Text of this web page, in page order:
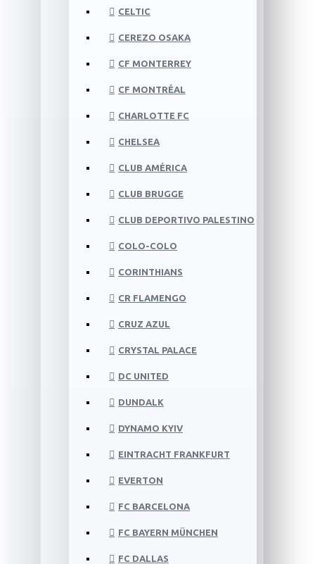
CELTIC
CEREZO OSAKA
CF MONTERREY
CF MONTRÉAL
CHARLOTTE FC
CHELSEA
CLUB AMÉRICA
CLUB BRUGGE
CLUB DEPORTIVO PALESTINO
COLO-COLO
CORINTHIANS
CR FLAMENGO
CRUZ AZUL
CRYSTAL PALACE
DC UNITED
DUNDALK
DYNAMO KYIV
EINTRACHT FRANKFURT
EVERTON
FC BARCELONA
FC BAYERN MÜNCHEN
FC DALLAS